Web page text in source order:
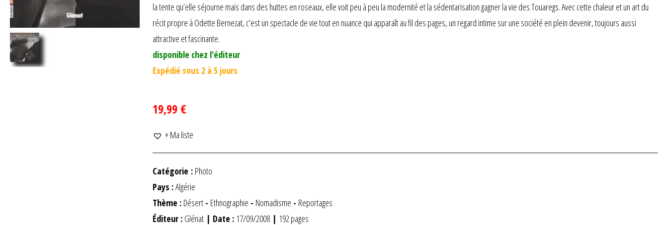
la tente qu’elle séjourne mais dans des huttes en roseaux, elle voit peu à peu la modernité et la sédentarisation gagner la vie des Touaregs. Avec cette chaleur et un art du
récit propre à Odette Bernezat, c’est un spectacle de vie tout en nuance qui apparaît au fil des pages, un regard intime sur une société en plein devenir, toujours aussi
attractive et fascinante.
disponible chez l'éditeur
Expédié sous 2 à 5 jours
19,99 €
+ Ma liste
Catégorie : Photo
Pays :Algérie
Thème : Désert- Ethnographie - Nomadisme - Reportages
Éditeur : Glénat| Date : 17/09/2008| 192 pages